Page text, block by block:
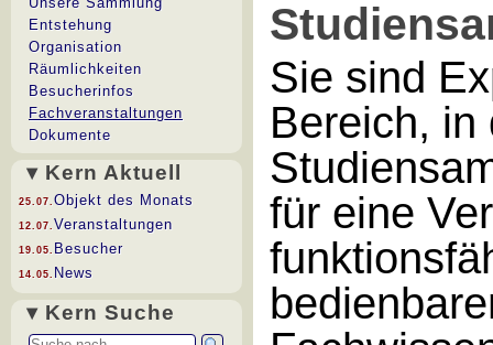
Entstehung
Organisation
Räumlichkeiten
Besucherinfos
Fachveranstaltungen
Dokumente
▾ Kern Aktuell
25.07. Objekt des Monats
12.07. Veranstaltungen
19.05. Besucher
14.05. News
▾ Kern Suche
Sie sind
Bereich, in
für eine